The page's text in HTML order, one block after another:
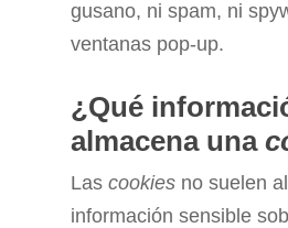
gusano, ni spam, ni
ventanas pop-up.
¿Qué
almacena una
Las cookies no suelen
información sensible